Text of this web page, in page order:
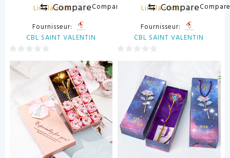
Lire la suite
⇆ CompareCompare
Fournisseur:
CBL SAINT VALENTIN
0
sur
Lire la suite
⇆ Compare
Fournisseur:
CBL SAINT VALENTIN